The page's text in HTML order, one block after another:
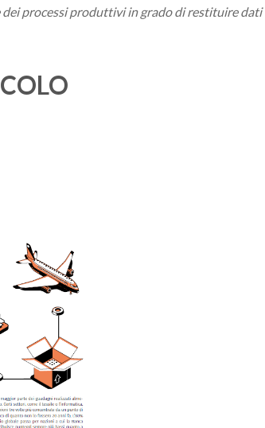
processi produttivi in grado di restituire dati